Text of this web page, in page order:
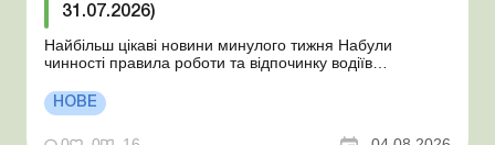
31.07.2026)
Найбільш цікаві новини минулого тижня Набули
чинності правила роботи та відпочинку водіїв
стан Для сільгосппідприємств і ФОП запроваджено нові
одноразові статистичні форми З 2 серпня змінюється
порядок зарахування окремих періодів роботи до стр...
НОВЕ